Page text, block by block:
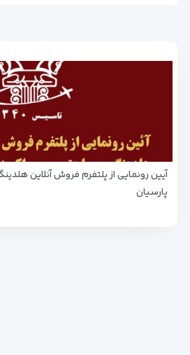
آیین رونمایی از پلتفرم فروش آنلاین
پارسیان